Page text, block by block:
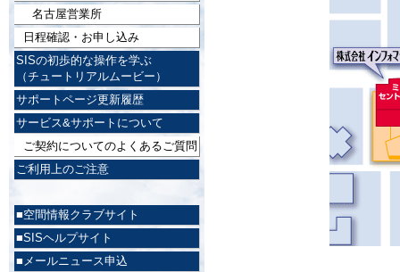
名古屋営業所
日程確認・お申し込み
SISの初歩的な操作を学ぶ
（チュートリアルムービー）
サポートページ更新履歴
サービス&サポートについて
ご契約についてのよくあるご質問
ご利用上のご注意
■空間情報クラブサイト
■SISヘルプサイト
■メールニュース申込